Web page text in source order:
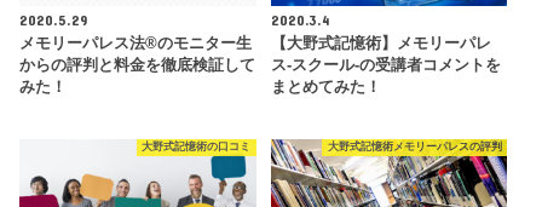
2020.5.29
メモリーパレス法®︎のモニター生
からの評判と料金を徹底検証して
みた！
2020.3.4
【大野式記憶術】メモリーパレ
ス-スクール-の受講者コメントを
まとめてみた！
大野式記憶術の口コミ 大野式記憶術メモリーパレスの評判